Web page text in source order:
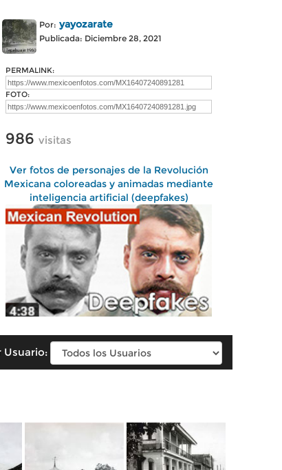
Por: yayozarate
Publicada: Diciembre 28, 2021
PERMALINK:
FOTO:
986 visitas
Ver fotos de personajes de la Revolución
Mexicana coloreadas y animadas mediante
inteligencia artificial (deepfakes)
Usuario: